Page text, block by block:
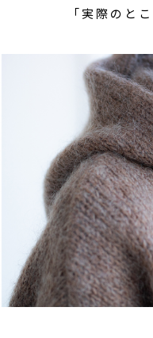
「実際のと